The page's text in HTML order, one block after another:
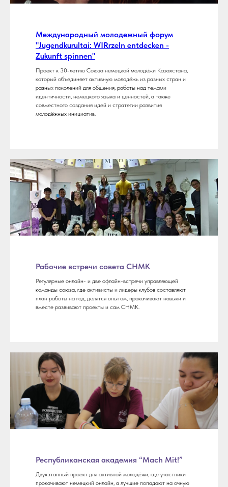
Международный молодежный форум
"Jugendkurultai: WIRrzeln entdecken -
Zukunft spinnen"
Проект к 30-летию Союза немецкой молодёжи Казахстана,
который объединяет активную молодёжь из разных стран и
разных поколений для общения, работы над темами
идентичности, немецкого языка и ценностей, а также
совместного создания идей и стратегии развития
молодёжных инициатив.
Рабочие встречи совета СНМК
Регулярные онлайн- и две офлайн-встречи управляющей
команды союза, где активисты и лидеры клубов составляют
план работы на год, делятся опытом, прокачивают навыки и
вместе развивают проекты и сам СНМК.
Республиканская академия “Mach Mit!”
Двухэтапный проект для активной молодёжи, где участники
прокачивают немецкий онлайн, а лучшие попадают на очную